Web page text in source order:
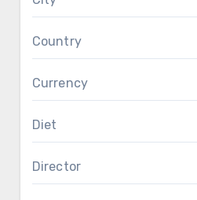
Country
Currency
Diet
Director